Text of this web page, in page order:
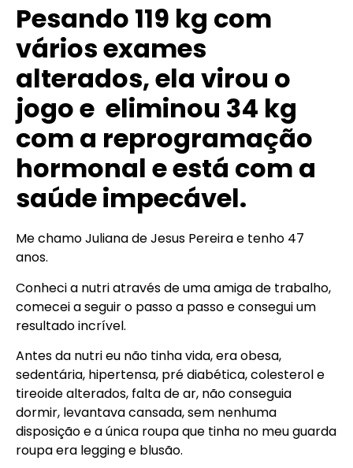
Pesando 119 kg com
vários exames
alterados, ela virou o
jogo e eliminou 34 kg
com a reprogramação
hormonal e está com a
saúde impecável.
Me chamo Juliana de Jesus Pereira e tenho 47
anos.
Conheci a nutri através de uma amiga de trabalho,
comecei a seguir o passo a passo e consegui um
resultado incrível.
Antes da nutri eu não tinha vida, era obesa,
sedentária, hipertensa, pré diabética, colesterol e
tireoide alterados, falta de ar, não conseguia
dormir, levantava cansada, sem nenhuma
disposição e a única roupa que tinha no meu guarda
roupa era legging e blusão.